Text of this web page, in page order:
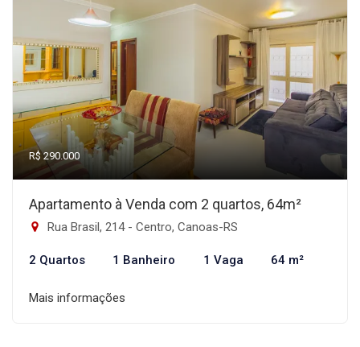
R$ 290.000
Apartamento à Venda com 2 quartos, 64m²
Rua Brasil, 214 - Centro, Canoas-RS
2 Quartos 1 Banheiro 1 Vaga 64 m²
Mais informações